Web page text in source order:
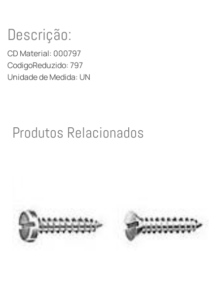
Descrição:
CD Material: 000797
CodigoReduzido: 797
Unidade de Medida: UN
Produtos Relacionados